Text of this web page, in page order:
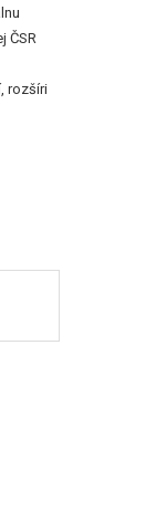
ČSR
rozšíri